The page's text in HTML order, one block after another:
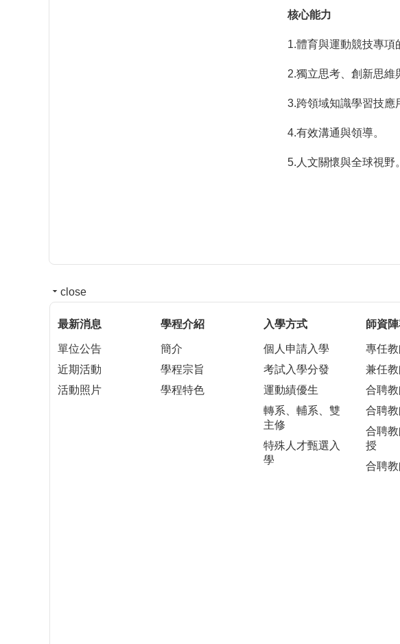
核心能力
1.體育與運動競技專項的體能、心理、
2.獨立思考、創新思維與解決問
3.跨領域知識學習技應用與服
4.有效溝通與領導。
5.人文關懷與全球視野。
close
最新消息
單位公告
近期活動
活動照片
學程介紹
簡介
學程宗旨
學程特色
入學方式
個人申請入學
考試入學分發
運動績優生
轉系、輔系、雙
主修
特殊人才甄選入
學
師資
專任
兼任
合聘
合聘
合聘
授
合聘